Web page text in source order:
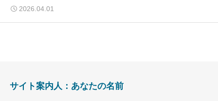
2026.04.01
サイト案内人：あなたの名前